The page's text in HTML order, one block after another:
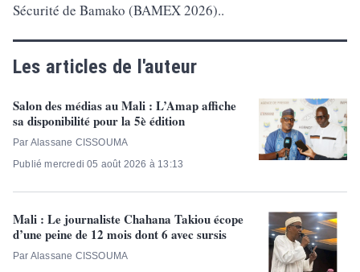
Sécurité de Bamako (BAMEX 2026)..
Les articles de l'auteur
Salon des médias au Mali : L’Amap affiche
sa disponibilité pour la 5è édition
Par Alassane CISSOUMA
Publié mercredi 05 août 2026 à 13:13
Mali : Le journaliste Chahana Takiou écope
d’une peine de 12 mois dont 6 avec sursis
Par Alassane CISSOUMA